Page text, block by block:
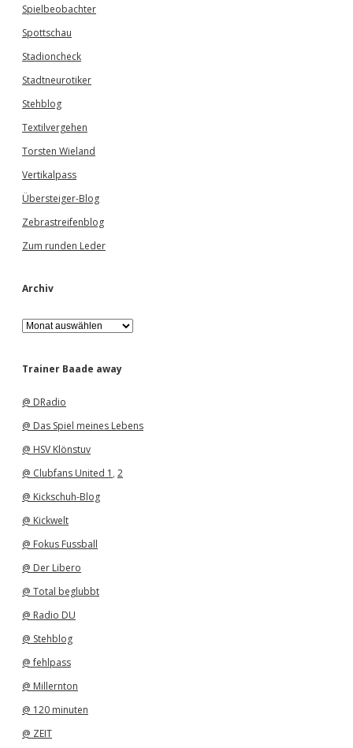
Spielbeobachter
Spottschau
Stadioncheck
Stadtneurotiker
Stehblog
Textilvergehen
Torsten Wieland
Vertikalpass
Übersteiger-Blog
Zebrastreifenblog
Zum runden Leder
Archiv
A
r
h
Trainer Baade away
@ DRadio
@ Das Spiel meines Lebens
@ HSV Klönstuv
@ Clubfans United 1 , 2
@ Kickschuh-Blog
@ Kickwelt
@ Fokus Fussball
@ Der Libero
@ Total beglubbt
@ Radio DU
@ Stehblog
@ fehlpass
@ Millernton
@ 120 minuten
@ ZEIT